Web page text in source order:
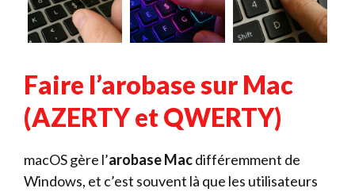
Faire l’arobase sur Mac
(AZERTY et QWERTY)
macOS gère l’arobase Macdifféremment de
Windows, et c’est souvent là que les utilisateurs